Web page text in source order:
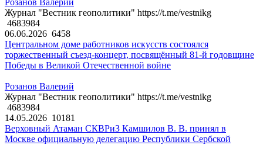
Розанов Валерий
Журнал "Вестник геополитики" https://t.me/vestnikg
4683984
06.06.2026 6458
Центральном доме работников искусств состоялся
торжественный съезд-концерт, посвящённый 81-й годовщине
Победы в Великой Отечественной войне
Розанов Валерий
Журнал "Вестник геополитики" https://t.me/vestnikg
4683984
14.05.2026 10181
Верховный Атаман СКВРиЗ Камшилов В. В. принял в
Москве официальную делегацию Республики Сербской